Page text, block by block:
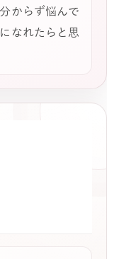
からず悩んで
なれたらと思